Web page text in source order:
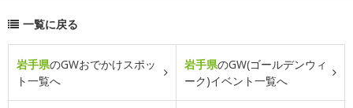
一覧に戻る
岩手県のGWおでかけスポッ
ト一覧へ
岩手県のGW(ゴールデンウィ
ーク)イベント一覧へ